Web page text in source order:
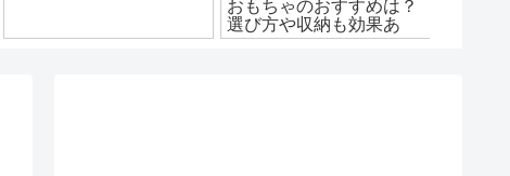
おもちゃのおすすめは？
選び方や収納も効果あ
る？